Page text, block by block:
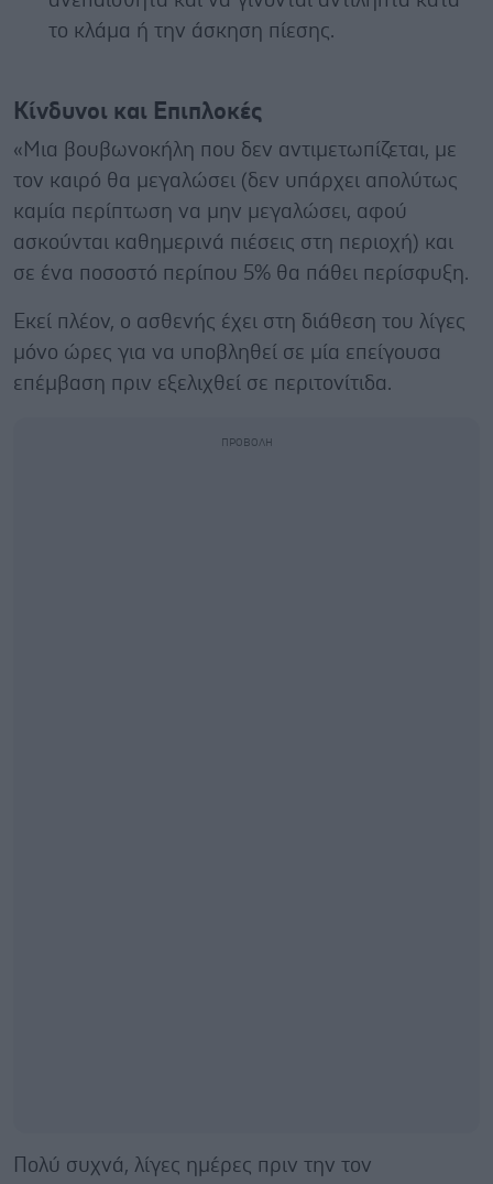
το κλάμα ή την άσκηση πίεσης.
Κίνδυνοι και Επιπλοκές
«Μια βουβωνοκήλη που δεν αντιμετωπίζεται, με
τον καιρό θα μεγαλώσει (δεν υπάρχει απολύτως
καμία περίπτωση να μην μεγαλώσει, αφού
ασκούνται καθημερινά πιέσεις στη περιοχή) και
σε ένα ποσοστό περίπου 5% θα πάθει περίσφυξη.
Εκεί πλέον, ο ασθενής έχει στη διάθεση του λίγες
μόνο ώρες για να υποβληθεί σε μία επείγουσα
επέμβαση πριν εξελιχθεί σε περιτονίτιδα.
Πολύ συχνά, λίγες ημέρες πριν την τον